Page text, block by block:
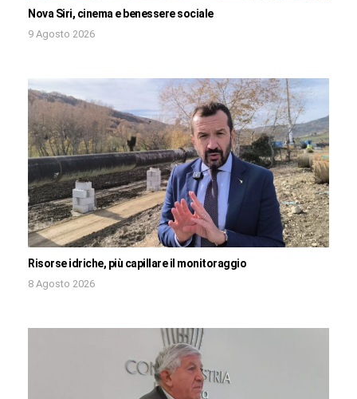
Nova Siri, cinema e benessere sociale
9 Agosto 2026
Risorse idriche, più capillare il monitoraggio
8 Agosto 2026